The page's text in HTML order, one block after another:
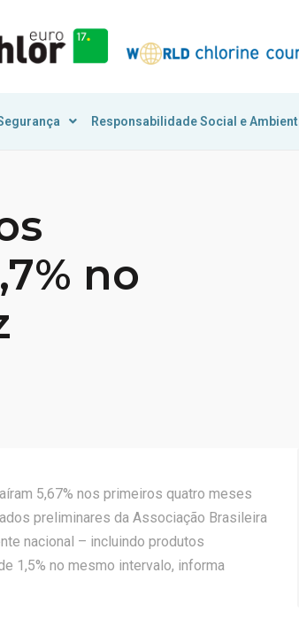
Responsabilidade Social e
no
5,67% nos primeiros quatro meses
preliminares da Associação Brasileira
nacional – incluindo produtos
1,5% no mesmo intervalo, informa